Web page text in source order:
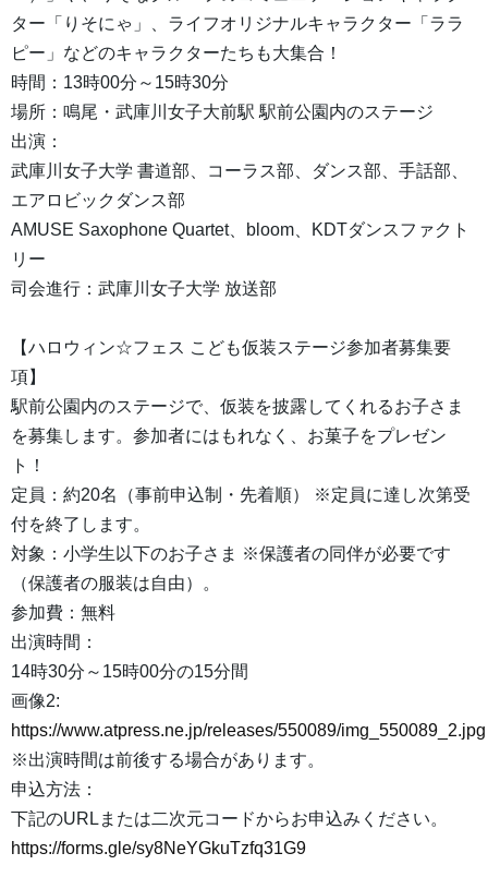
ター「りそにゃ」、ライフオリジナルキャラクター「ララ
ピー」などのキャラクターたちも大集合！
時間：13時00分～15時30分
場所：鳴尾・武庫川女子大前駅 駅前公園内のステージ
出演：
武庫川女子大学 書道部、コーラス部、ダンス部、手話部、
エアロビックダンス部
AMUSE Saxophone Quartet、bloom、KDTダンスファクト
リー
司会進行：武庫川女子大学 放送部
【ハロウィン☆フェス こども仮装ステージ参加者募集要
項】
駅前公園内のステージで、仮装を披露してくれるお子さま
を募集します。参加者にはもれなく、お菓子をプレゼン
ト！
定員：約20名（事前申込制・先着順） ※定員に達し次第受
付を終了します。
対象：小学生以下のお子さま ※保護者の同伴が必要です
（保護者の服装は自由）。
参加費：無料
出演時間：
14時30分～15時00分の15分間
画像2:
https://www.atpress.ne.jp/releases/550089/img_550089_2.jpg
※出演時間は前後する場合があります。
申込方法：
下記のURLまたは二次元コードからお申込みください。
https://forms.gle/sy8NeYGkuTzfq31G9